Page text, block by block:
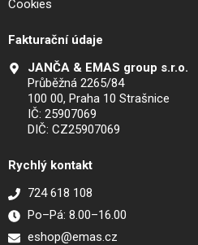
Cookies
Fakturační údaje
JANČA & EMAS group s.r.o.
Průběžná 2265/84
100 00, Praha 10 Strašnice
IČ: 25907069
DIČ: CZ25907069
Rychlý kontakt
724 618 108
Po–Pá: 8.00–16.00
eshop@emas.cz